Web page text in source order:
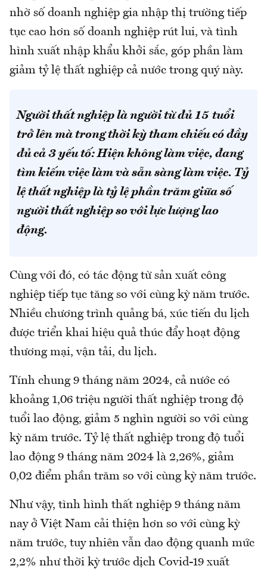
nhờ số doanh nghiệp gia nhập thị trường tiếp
tục cao hơn số doanh nghiệp rút lui, và tình
hình xuất nhập khẩu khởi sắc, góp phần làm
giảm tỷ lệ thất nghiệp cả nước trong quý này.
Người thất nghiệp là người từ đủ 15 tuổi
trở lên mà trong thời kỳ tham chiếu có đầy
đủ cả 3 yếu tố: Hiện không làm việc, đang
tìm kiếm việc làm và sẵn sàng làm việc. Tỷ
lệ thất nghiệp là tỷ lệ phần trăm giữa số
người thất nghiệp so với lực lượng lao
động.
Cùng với đó, có tác động từ sản xuất công
nghiệp tiếp tục tăng so với cùng kỳ năm trước.
Nhiều chương trình quảng bá, xúc tiến du lịch
được triển khai hiệu quả thúc đẩy hoạt động
thương mại, vận tải, du lịch.
Tính chung 9 tháng năm 2024, cả nước có
khoảng 1,06 triệu người thất nghiệp trong độ
tuổi lao động, giảm 5 nghìn người so với cùng
kỳ năm trước. Tỷ lệ thất nghiệp trong độ tuổi
lao động 9 tháng năm 2024 là 2,26%, giảm
0,02 điểm phần trăm so với cùng kỳ năm trước.
Như vậy, tình hình thất nghiệp 9 tháng năm
nay ở Việt Nam cải thiện hơn so với cùng kỳ
năm trước, tuy nhiên vẫn dao động quanh mức
2,2% như thời kỳ trước dịch Covid-19 xuất